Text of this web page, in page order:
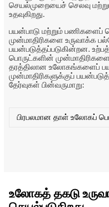
செயல்முறையைச் செலவு
உதவுகிறது.
பயன்பாடு மற்றும் பணிகளைப்
முன்மாதிரிகளை உருவாக்க
பயன்படுத்தப்படுகின்றன.
பொருட்களின்
தரத்திலான உலோகங்களைப்
முன்மாதிரிகளுக்குப்
தேர்வுகள் பின்வருமாறு:
பிரபலமான தாள் உலோகப்
உலோகத் தகடு